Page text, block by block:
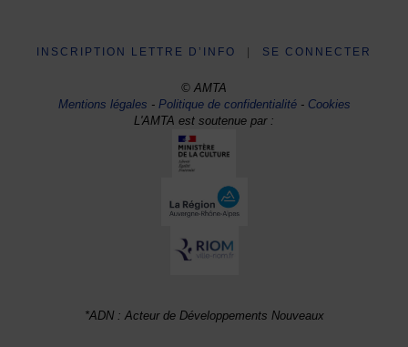
INSCRIPTION LETTRE D’INFO SE CONNECTER
© AMTA
Mentions légales -Politique de confidentialité- Cookies
L'AMTA est soutenue par :
*ADN : Acteur de Développements Nouveaux